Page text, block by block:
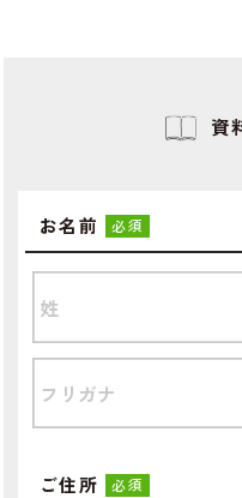
資
お名前 必須
ご住所 必須